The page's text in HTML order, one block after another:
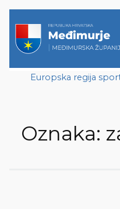
Europska regija
Oznaka: